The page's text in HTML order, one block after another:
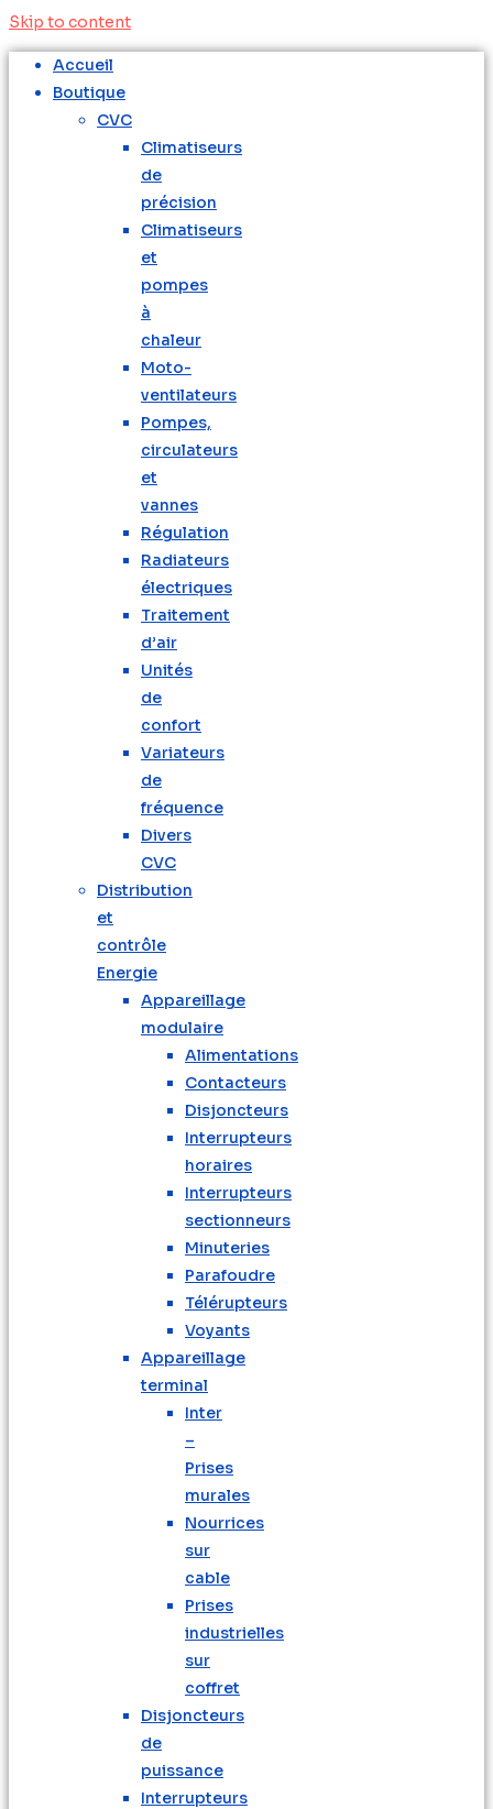
Skip to content
Accueil
Boutique
CVC
Climatiseurs
de
précision
Climatiseurs
et
pompes
à
chaleur
Moto-
ventilateurs
Pompes,
circulateurs
et
vannes
Régulation
Radiateurs
électriques
Traitement
d’air
Unités
de
confort
Variateurs
de
fréquence
Divers
CVC
Distribution
et
contrôle
Energie
Appareillage
modulaire
Alimentations
Contacteurs
Disjoncteurs
Interrupteurs
horaires
Interrupteurs
sectionneurs
Minuteries
Parafoudre
Télérupteurs
Voyants
Appareillage
terminal
Inter
–
Prises
murales
Nourrices
sur
cable
Prises
industrielles
sur
coffret
Disjoncteurs
de
puissance
Interrupteurs